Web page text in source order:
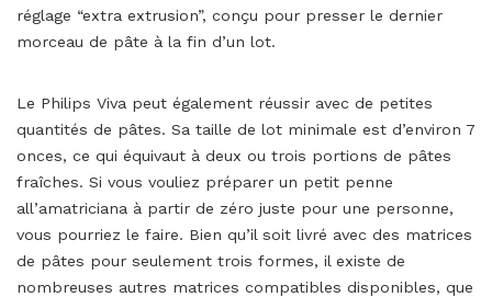
réglage “extra extrusion”, conçu pour presser le dernier
morceau de pâte à la fin d’un lot.
Le Philips Viva peut également réussir avec de petites
quantités de pâtes. Sa taille de lot minimale est d’environ 7
onces, ce qui équivaut à deux ou trois portions de pâtes
fraîches. Si vous vouliez préparer un petit penne
all’amatriciana à partir de zéro juste pour une personne,
vous pourriez le faire. Bien qu’il soit livré avec des matrices
de pâtes pour seulement trois formes, il existe de
nombreuses autres matrices compatibles disponibles, que